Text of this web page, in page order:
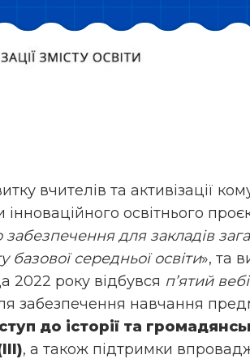
вчителів та активізації
освітнього
для закладів
базової середньої освіти», та
2022 року відбувся п’ятий
забезпечення навчання
до історії та
, а також підтримки